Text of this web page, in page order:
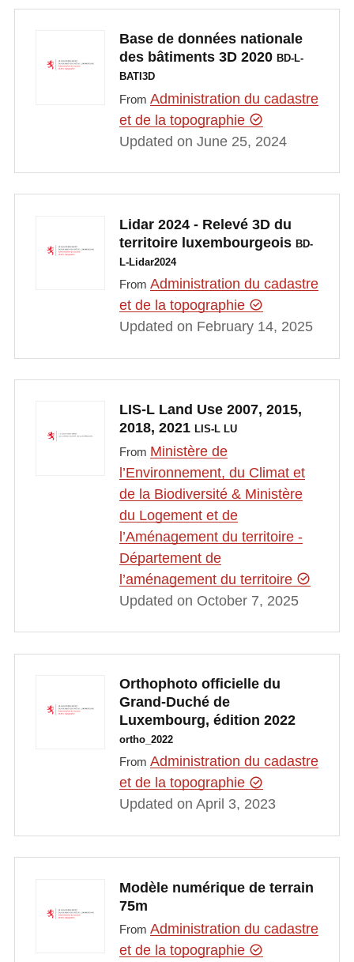
Base de données nationale
des bâtiments 3D 2020 BD-L-
BATI3D
From Administration du cadastre
et de la topographie
Updated on June 25, 2024
Lidar 2024 - Relevé 3D du
territoire luxembourgeois BD-
L-Lidar2024
From Administration du cadastre
et de la topographie
Updated on February 14, 2025
LIS-L Land Use 2007, 2015,
2018, 2021 LIS-L LU
From Ministère de
l’Environnement, du Climat et
de la Biodiversité & Ministère
du Logement et de
l’Aménagement du territoire -
Département de
l’aménagement du territoire
Updated on October 7, 2025
Orthophoto officielle du
Grand-Duché de
Luxembourg, édition 2022
ortho_2022
From Administration du cadastre
et de la topographie
Updated on April 3, 2023
Modèle numérique de terrain
75m
From Administration du cadastre
et de la topographie